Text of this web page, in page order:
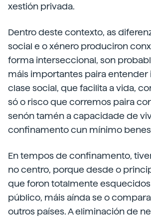
xestión privada.
Dentro deste contexto, as
social e o xénero produciron
forma interseccional, son
máis importantes paira entender
clase social, que facilita a vida,
só o risco que corremos paira
senón tamén a capacidade de
confinamento cun mínimo
En tempos de confinamento,
no centro, porque desde o
que foron totalmente
público, máis aínda se o
outros países. A eliminación de